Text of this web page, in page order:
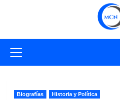
primario
Biografías Historia y Política